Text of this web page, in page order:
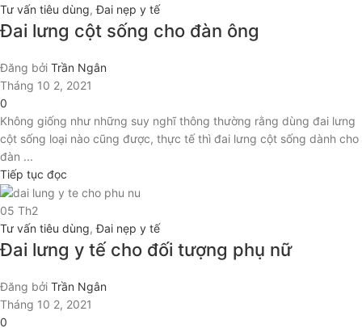
Tư vấn tiêu dùng,Đai nẹp y tế
Đai lưng cột sống cho đàn ông
Đăng bởi Trần Ngân
Tháng 10 2, 2021
0
Không giống như những suy nghĩ thông thường rằng dùng đai lưng
cột sống loại nào cũng được, thực tế thì đai lưng cột sống dành cho
đàn ...
Tiếp tục đọc
05 Th2
Tư vấn tiêu dùng,Đai nẹp y tế
Đai lưng y tế cho đối tượng phụ nữ
Đăng bởi Trần Ngân
Tháng 10 2, 2021
0